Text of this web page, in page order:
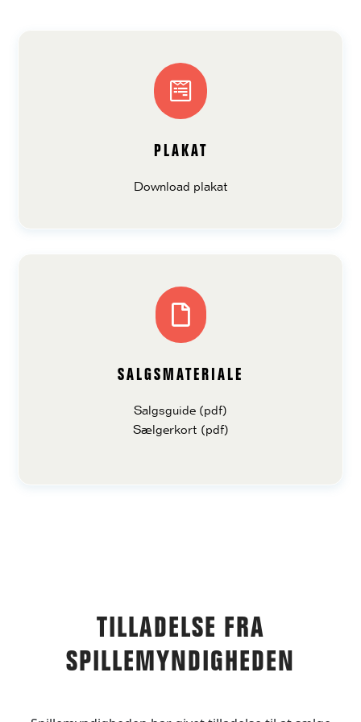

PLAKAT
Download plakat

SALGSMATERIALE
Salgsguide (pdf)
Sælgerkort (pdf)
TILLADELSE FRA
SPILLEMYNDIGHEDEN